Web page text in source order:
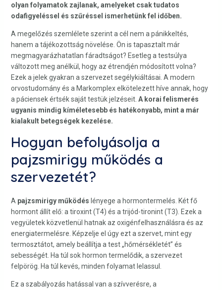
olyan folyamatok zajlanak, amelyeket csak tudatos
odafigyeléssel és szűréssel ismerhetünk fel időben.
A megelőzés szemlélete szerint a cél nem a pánikkeltés,
hanem a tájékozottság növelése. Ön is tapasztalt már
megmagyarázhatatlan fáradtságot? Esetleg a testsúlya
változott meg anélkül, hogy az étrendjén módosított volna?
Ezek a jelek gyakran a szervezet segélykiáltásai. A modern
orvostudomány és a Markomplex elkötelezett híve annak, hogy
a páciensek értsék saját testük jelzéseit. A korai felismerés
ugyanis mindig kíméletesebb és hatékonyabb, mint a már
kialakult betegségek kezelése.
Hogyan befolyásolja a
pajzsmirigy működés a
szervezetét?
A pajzsmirigy működés lényege a hormontermelés. Két fő
hormont állít elő: a tiroxint (T4) és a trijód-tironint (T3). Ezek a
vegyületek közvetlenül hatnak az oxigénfelhasználásra és az
energiatermelésre. Képzelje el úgy ezt a szervet, mint egy
termosztátot, amely beállítja a test „hőmérsékletét” és
sebességét. Ha túl sok hormon termelődik, a szervezet
felpörög. Ha túl kevés, minden folyamat lelassul.
Ez a szabályozás hatással van a szívverésre, a